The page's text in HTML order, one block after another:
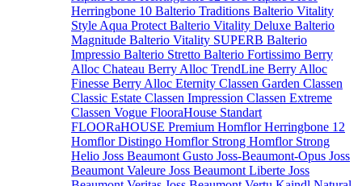
Herringbone 10 Balterio Traditions Balterio Vitality
Style Aqua Protect Balterio Vitality Deluxe Balterio
Magnitude Balterio Vitality SUPERB Balterio
Impressio Balterio Stretto Balterio Fortissimo Berry
Alloc Chateau Berry Alloc TrendLine Berry Alloc
Finesse Berry Alloc Eternity Classen Garden Classen
Classic Estate Classen Impression Classen Extreme
Classen Vogue FlooraHouse Standart
FLOORaHOUSE Premium Homflor Herringbone 12
Homflor Distingo Homflor Strong Homflor Strong
Helio Joss Beaumont Gusto Joss-Beaumont-Opus Joss
Beaumont Valeure Joss Beaumont Liberte Joss